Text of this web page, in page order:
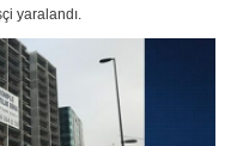
yaralandı.